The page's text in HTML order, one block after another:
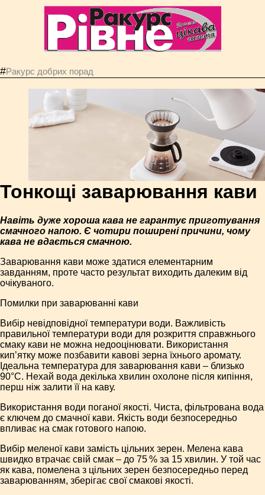
#Ракурс добрих порад
Тонкощі заварювання кави
Навіть дуже хороша кава не гарантує приготування
смачного напою. Є чотири поширені причини, чому
кава не вдається смачною.
Заварювання кави може здатися елементарним
завданням, проте часто результат виходить далеким від
очікуваного.
Помилки при заварюванні кави
Вибір невідповідної температури води. Важливість
правильної температури води для розкриття справжнього
смаку кави не можна недооцінювати. Використання
кип’ятку може позбавити кавові зерна їхнього аромату.
Ідеальна температура для заварювання кави – близько
90°C. Нехай вода декілька хвилин охолоне після кипіння,
перш ніж залити її на каву.
Використання води поганої якості. Чиста, фільтрована вода
є ключем до смачної кави. Якість води безпосередньо
впливає на смак готового напою.
Вибір меленої кави замість цільних зерен. Мелена кава
швидко втрачає свій смак – до 75 % за 15 хвилин. У той час
як кава, помелена з цільних зерен безпосередньо перед
заварюванням, зберігає свої смакові якості.